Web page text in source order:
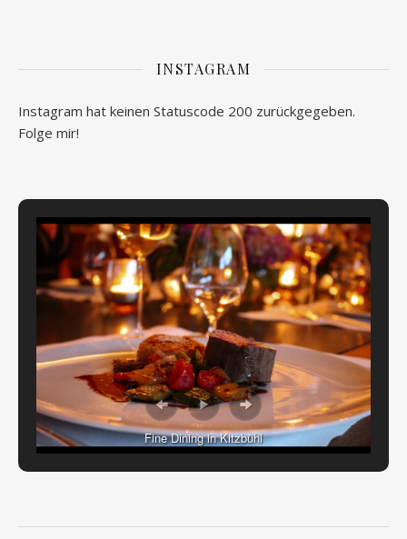
INSTAGRAM
Instagram hat keinen Statuscode 200 zurückgegeben.
Folge mir!
Fine Dining in Kitzbühl